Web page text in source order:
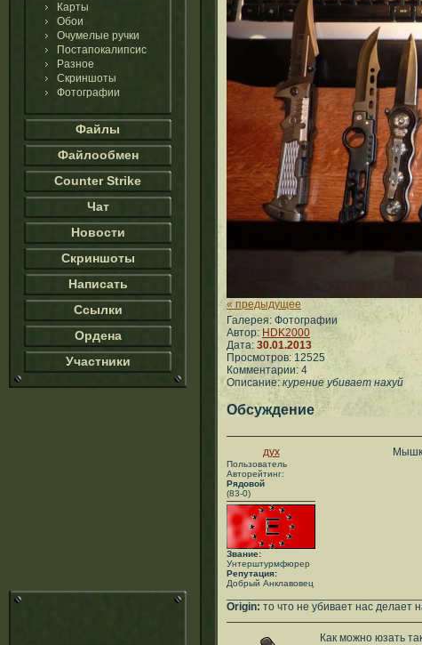
Карты
Обои
Очумелые ручки
Постапокалипсис
Разное
Скриншоты
Фотографии
Файлы
Файлообмен
Counter Strike
Чат
Новости
Скриншоты
Написать
Ссылки
Ордена
Участники
« предыдущее
Галерея: Фотографии
Автор: HDK2000
Дата: 30.01.2013
Просмотров: 12525
Комментарии: 4
Описание: курение убивает нахуй
Обсуждение
дух
Пользователь
Авторейтинг:
Рядовой
(83-0)
Звание:
Унтерштурмфюрер
Репутация:
Добрый Анклавовец
Origin: то что не убивает нас делает
Как можно юзать